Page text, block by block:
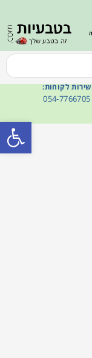
שירות לקוחות:
054-7766705
פתח